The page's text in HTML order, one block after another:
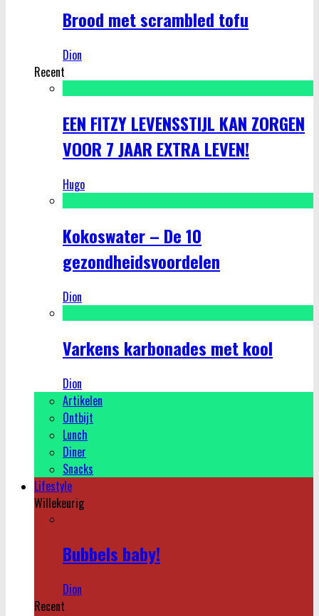
Brood met scrambled tofu
Dion
Recent
EEN FITZY LEVENSSTIJL KAN ZORGEN
VOOR 7 JAAR EXTRA LEVEN!
Hugo
Kokoswater – De 10
gezondheidsvoordelen
Dion
Varkens karbonades met kool
Dion
Artikelen
Ontbijt
Lunch
Diner
Snacks
Lifestyle
Willekeurig
Bubbels baby!
Dion
Recent